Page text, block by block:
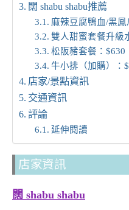
闊 shabu shabu推薦
麻辣豆腐鴨血/黑鳳
雙人甜蜜套餐升級
松阪豬套餐：$630
牛小排（加購）：
店家/景點資訊
交通資訊
評論
延伸閱讀
店家資訊
闊 shabu shabu